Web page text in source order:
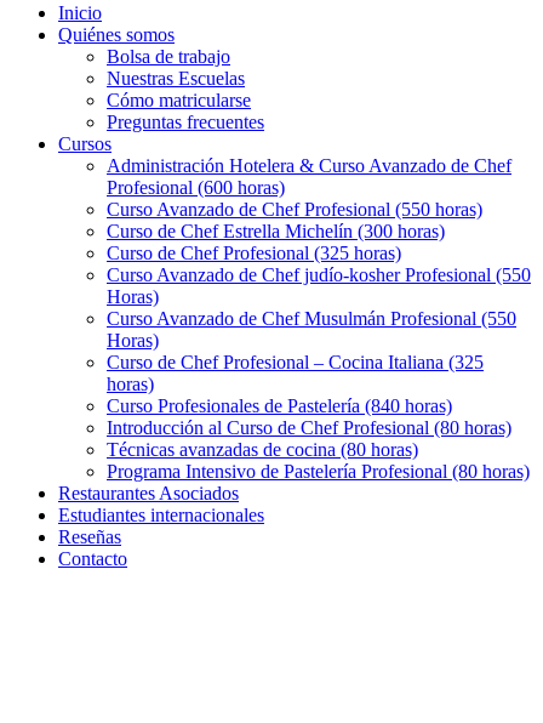
Inicio
Quiénes somos
Bolsa de trabajo
Nuestras Escuelas
Cómo matricularse
Preguntas frecuentes
Cursos
Administración Hotelera & Curso Avanzado de Chef
Profesional (600 horas)
Curso Avanzado de Chef Profesional (550 horas)
Curso de Chef Estrella Michelín (300 horas)
Curso de Chef Profesional (325 horas)
Curso Avanzado de Chef judío-kosher Profesional (550
Horas)
Curso Avanzado de Chef Musulmán Profesional (550
Horas)
Curso de Chef Profesional – Cocina Italiana (325
horas)
Curso Profesionales de Pastelería (840 horas)
Introducción al Curso de Chef Profesional (80 horas)
Técnicas avanzadas de cocina (80 horas)
Programa Intensivo de Pastelería Profesional (80 horas)
Restaurantes Asociados
Estudiantes internacionales
Reseñas
Contacto